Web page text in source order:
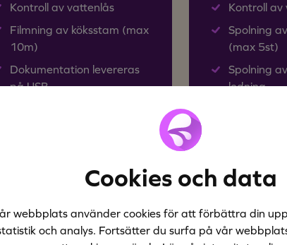
Kontroll av vattenlås
Filmning av köksstam (max
10m)
Dokumentation levereras
på USB
Kontroll av
Spolning
(max 5st)
Spolning
ledning
Cookies och data
webbplats använder cookies för att förbättra din
och analys. Fortsätter du surfa på vår